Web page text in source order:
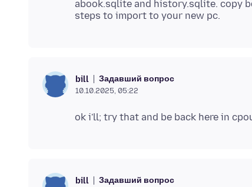
abook.sqlite and history.sqlite. copy
bill Задавший вопрос
10.10.2025, 05:22
bill Задавший вопрос